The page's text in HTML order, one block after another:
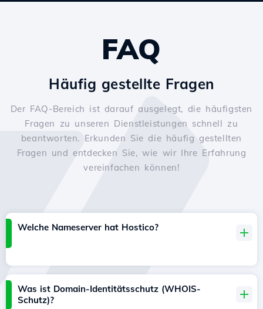
FAQ
Häufig gestellte Fragen
Der FAQ-Bereich ist darauf ausgelegt, die häufigsten
Fragen zu unseren Dienstleistungen schnell zu
beantworten. Erkunden Sie die häufig gestellten
Fragen und entdecken Sie, wie wir Ihre Erfahrung
vereinfachen können!
Welche Nameserver hat Hostico?
Was ist Domain-Identitätsschutz (WHOIS-
Schutz)?